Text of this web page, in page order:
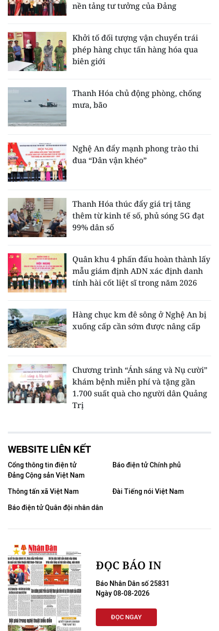
nền tảng tư tưởng của Đảng
Khởi tố đối tượng vận chuyển trái
phép hàng chục tấn hàng hóa qua
biên giới
Thanh Hóa chủ động phòng, chống
mưa, bão
Nghệ An đẩy mạnh phong trào thi
đua “Dân vận khéo”
Thanh Hóa thúc đẩy giá trị tăng
thêm từ kinh tế số, phủ sóng 5G đạt
99% dân số
Quân khu 4 phấn đấu hoàn thành lấy
mẫu giám định ADN xác định danh
tính hài cốt liệt sĩ trong năm 2026
Hàng chục km đê sông ở Nghệ An bị
xuống cấp cần sớm được nâng cấp
Chương trình “Ánh sáng và Nụ cười”
khám bệnh miễn phí và tặng gần
1.700 suất quà cho người dân Quảng
Trị
WEBSITE LIÊN KẾT
Cổng thông tin điện tử
Đảng Cộng sản Việt Nam
Báo điện tử Chính phủ
Thông tấn xã Việt Nam
Đài Tiếng nói Việt Nam
Báo điện tử Quân đội nhân dân
ĐỌC BÁO IN
Báo Nhân Dân số 25831
Ngày 08-08-2026
ĐỌC NGAY